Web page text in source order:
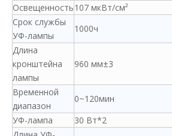
Освещенность107 мкВт/см²
Срок службы
УФ-лампы
1000ч
Длина
кронштейна
лампы
960 мм±3
Временной
диапазон
0~120мин
УФ-лампа
30 Вт*2